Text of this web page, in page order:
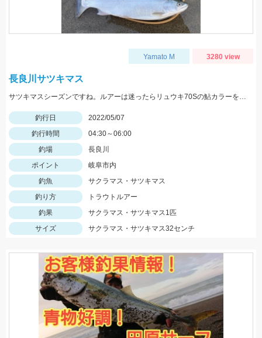
Yamato M 3280 view
長良川サツキマス
サツキマスシーズンですね。ルアーは迷ったらリュウキ70Sの鮎カラーを選択しておけば間違いないです。
釣行日
2022/05/07
釣行時間
04:30～06:00
釣場
長良川
ポイント
岐阜市内
釣魚
サクラマス・サツキマス
釣り方
トラウトルアー
釣果
サクラマス・サツキマス1匹
サイズ
サクラマス・サツキマス32センチ